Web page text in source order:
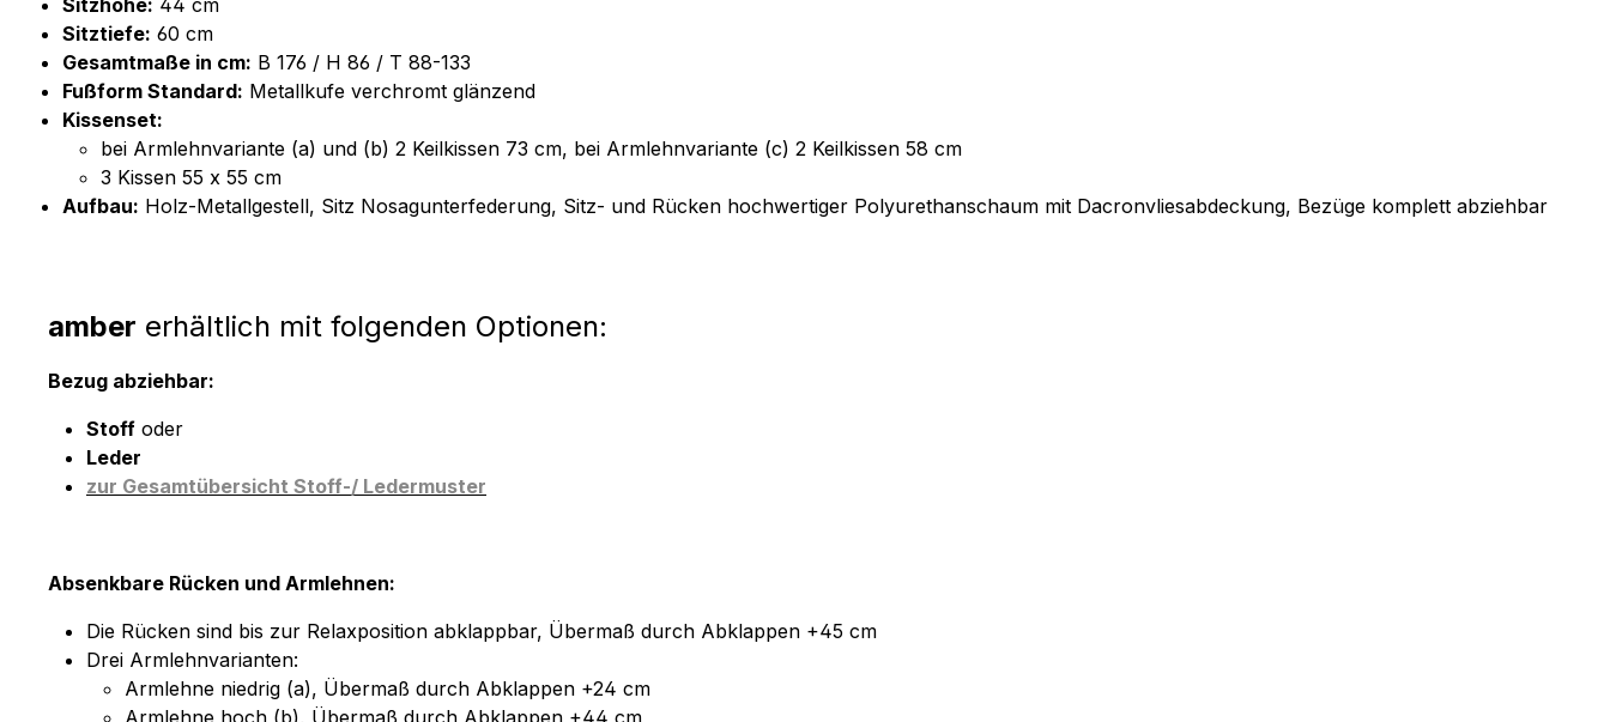
Sitztiefe: 60 cm
Gesamtmaße in cm: B 176 / H 86 / T 88-133
Fußform Standard: Metallkufe verchromt glänzend
Kissenset:
bei Armlehnvariante (a) und (b) 2 Keilkissen 73 cm, bei Armlehnvariante (c) 2 Keilkissen 58 cm
3 Kissen 55 x 55 cm
Aufbau: Holz-Metallgestell, Sitz Nosagunterfederung, Sitz- und Rücken hochwertiger Polyurethanschaum mit Dacronvliesabdeckung, Bezüge komplett abziehbar
amber erhältlich mit folgenden Optionen:
Bezug abziehbar:
Stoff oder
Leder
zur Gesamtübersicht Stoff-/ Ledermuster
Absenkbare Rücken und Armlehnen:
Die Rücken sind bis zur Relaxposition abklappbar, Übermaß durch Abklappen +45 cm
Drei Armlehnvarianten:
Armlehne niedrig (a), Übermaß durch Abklappen +24 cm
Armlehne hoch (b), Übermaß durch Abklappen +44 cm